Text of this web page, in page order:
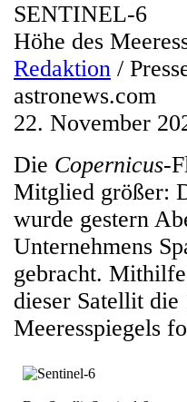
SENTINEL-6
Höhe des
Redaktion /
astronews.com
22. November
Die Copernicus-
Mitglied größer:
wurde gestern
Unternehmens
gebracht.
dieser Satellit die
Meeresspiegels